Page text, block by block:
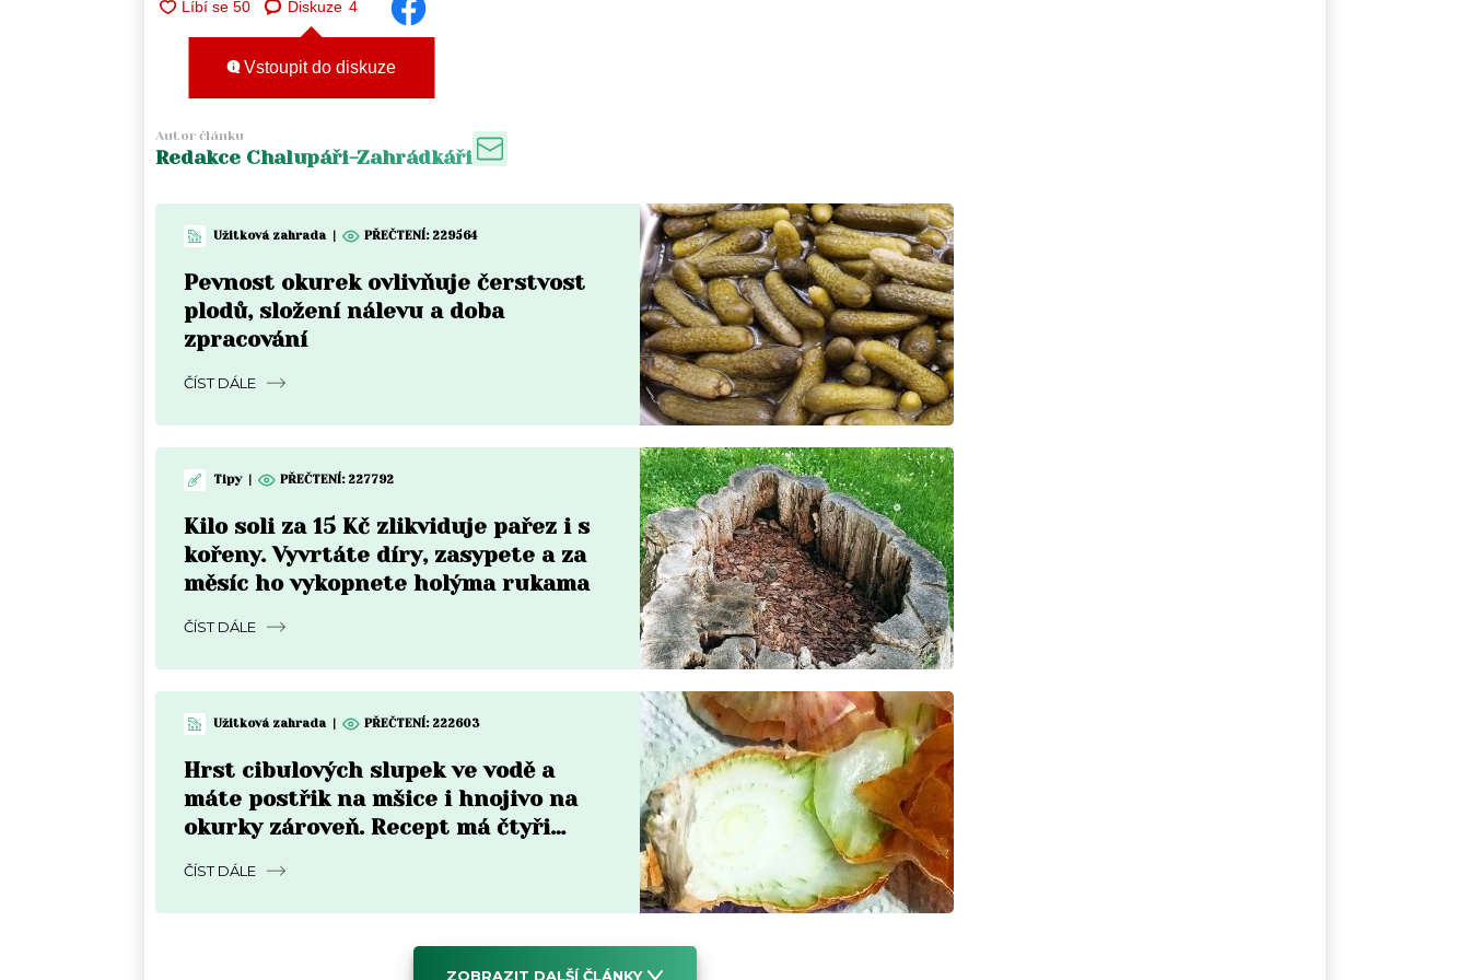
Diskuze 4
Vstoupit do diskuze
Autor článku
Redakce Chalupáři-Zahrádkáři
Užitková zahrada PŘEČTENÍ: 229564
Pevnost okurek ovlivňuje čerstvost
plodů, složení nálevu a doba
zpracování
ČÍST DÁLE
Tipy PŘEČTENÍ: 227792
Kilo soli za 15 Kč zlikviduje pařez i s
kořeny. Vyvrtáte díry, zasypete a za
měsíc ho vykopnete holýma rukama
ČÍST DÁLE
Užitková zahrada PŘEČTENÍ: 222603
Hrst cibulových slupek ve vodě a
máte postřik na mšice i hnojivo na
okurky zároveň. Recept má čtyři
ČÍST DÁLE
ZOBRAZIT DALŠÍ ČLÁNKY